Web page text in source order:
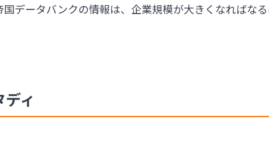
データバンクの情報は、企業規模が大きくなればな
ィ